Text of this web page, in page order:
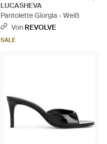
LUCASHEVA
Pantolette Giorgia - Weiß
Von REVOLVE
SALE